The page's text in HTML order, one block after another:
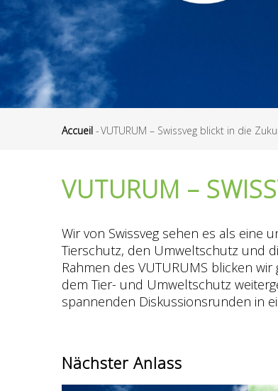
d'Ariane
Accueil -VUTURUM – Swissveg blickt in die
VUTURUM –
Wir von Swissveg sehen es als eine
Tierschutz, den Umweltschutz und
Rahmen des VUTURUMS blicken
dem Tier- und Umweltschutz
spannenden Diskussionsrunden in
Nächster Anlass